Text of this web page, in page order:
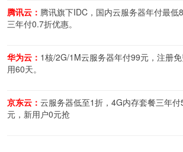
腾讯云： 腾讯旗下IDC，国内云服务器年付最低
三年付0.7折优惠。
华为云： 1核/2G/1M云服务器年付99元，注册
用60天。
京东云： 云服务器低至1折，4G内存套餐三年付
元，新用户0元抢